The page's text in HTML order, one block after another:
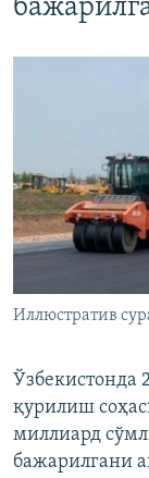
Иллюстратив
Ўзбекистонда
қурилиш
миллиард
бажарилгани